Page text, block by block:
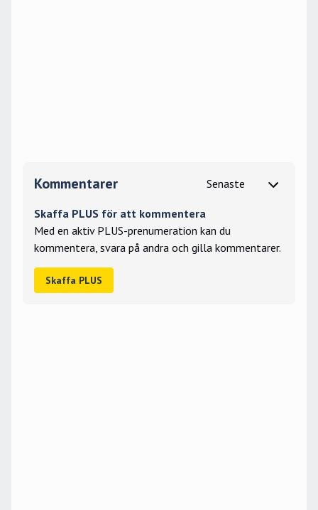
Kommentarer
Skaffa PLUS för att kommentera
Med en aktiv PLUS-prenumeration kan du
kommentera, svara på andra och gilla kommentarer.
Skaffa PLUS